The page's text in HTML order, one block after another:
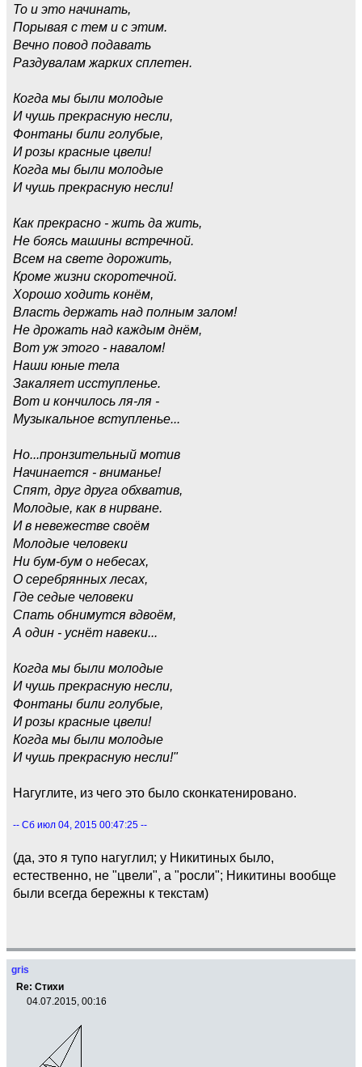
То и это начинать,
Порывая с тем и с этим.
Вечно повод подавать
Раздувалам жарких сплетен.
Когда мы были молодые
И чушь прекрасную несли,
Фонтаны били голубые,
И розы красные цвели!
Когда мы были молодые
И чушь прекрасную несли!
Как прекрасно - жить да жить,
Не боясь машины встречной.
Всем на свете дорожить,
Кроме жизни скоротечной.
Хорошо ходить конём,
Власть держать над полным залом!
Не дрожать над каждым днём,
Вот уж этого - навалом!
Наши юные тела
Закаляет исступленье.
Вот и кончилось ля-ля -
Музыкальное вступленье...
Но...пронзительный мотив
Начинается - вниманье!
Спят, друг друга обхватив,
Молодые, как в нирване.
И в невежестве своём
Молодые человеки
Ни бум-бум о небесах,
О серебрянных лесах,
Где седые человеки
Спать обнимутся вдвоём,
А один - уснёт навеки...
Когда мы были молодые
И чушь прекрасную несли,
Фонтаны били голубые,
И розы красные цвели!
Когда мы были молодые
И чушь прекрасную несли!"
Нагуглите, из чего это было сконкатенировано.
-- Сб июл 04, 2015 00:47:25 --
(да, это я тупо нагуглил; у Никитиных было,
естественно, не "цвели", а "росли"; Никитины вообще
были всегда бережны к текстам)
gris
Re: Стихи
04.07.2015, 00:16